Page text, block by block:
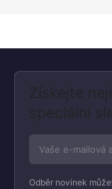
Získejte
speciální
Odběr novinek